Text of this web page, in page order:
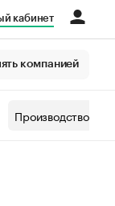
кабинет
компанией
Производство